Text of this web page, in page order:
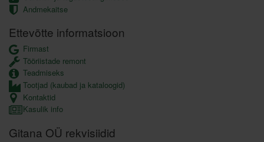
Andmekaitse
Ettevõtte informatsioon
Firmast
Tööriistade remont
Teadmiseks
Tootjad (kaubad ja kataloogid)
Kontaktid
Kasulik info
Gitana OÜ rekvisiidid